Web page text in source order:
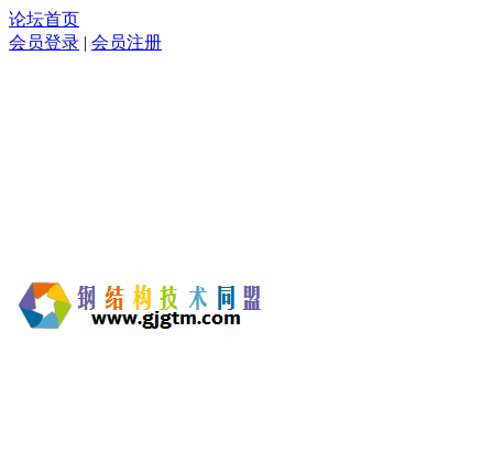
论坛首页
会员登录 | 会员注册